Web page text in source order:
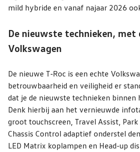
mild hybride en vanaf najaar 2026
De nieuwste technieken, met
Volkswagen
De nieuwe T‑Roc is een echte
betrouwbaarheid en veiligheid er
dat je de nieuwste technieken binnen
Denk hierbij aan het vernieuwde
groot touchscreen, Travel Assist,
Chassis Control adaptief onderstel
LED Matrix koplampen en Head-up